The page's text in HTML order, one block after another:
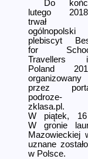
Do
lutego
trwał
ogólnopolski
plebiscyt
for
Travellers
Poland
organizowany
przez
podroze­
zklasa.pl.
W piątek, 16
W gronie
Mazowieckiej
uznane
w Polsce.